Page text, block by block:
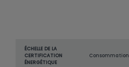
ÉCHELLE DE LA
CERTIFICATION
ÉNERGÉTIQUE
Consommation